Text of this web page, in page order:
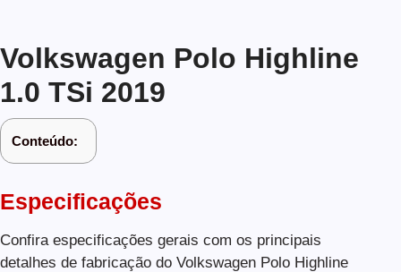
Volkswagen Polo Highline
1.0 TSi 2019
Conteúdo:
Especificações
Confira especificações gerais com os principais
detalhes de fabricação do Volkswagen Polo Highline